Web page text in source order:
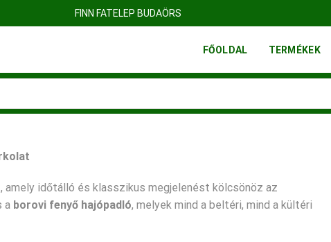
FINN FATELEP BUDAÖRS
FŐOLDAL TERMÉKEK
input
időtálló és klasszikus megjelenést kölcsönöz az
a borovi fenyő hajópadló, melyek mind a beltéri, mind a kültéri